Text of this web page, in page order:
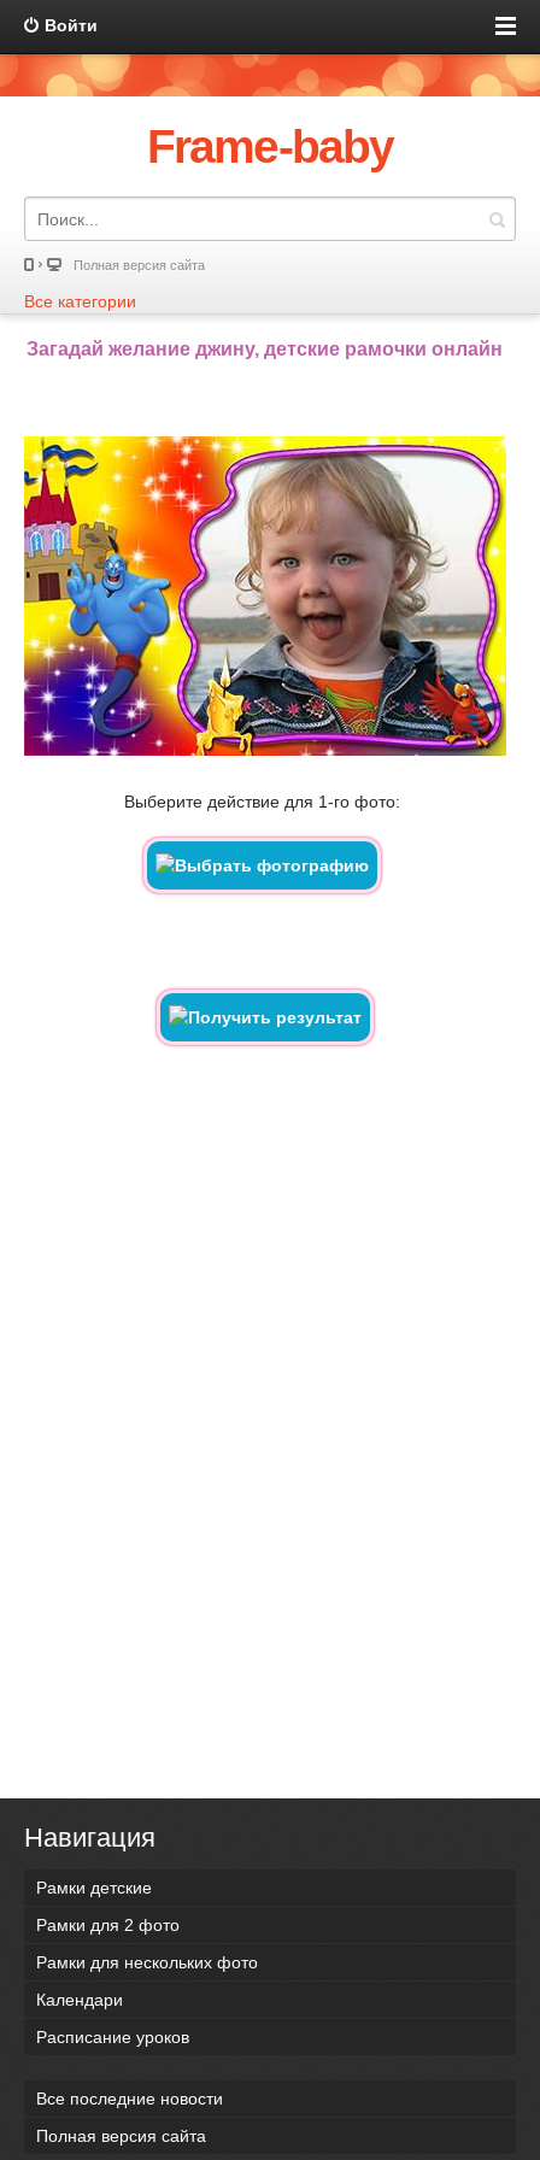
Войти
Frame-baby
Полная версия сайта
Все категории
Загадай желание джину, детские рамочки онлайн
Выберите действие для 1-го фото:
Навигация
Рамки детские
Рамки для 2 фото
Рамки для нескольких фото
Календари
Расписание уроков
Все последние новости
Полная версия сайта